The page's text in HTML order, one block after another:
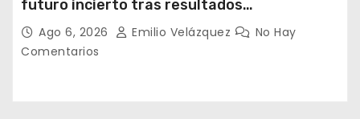
futuro incierto tras resultados
decepcionantes
Ago 6, 2026 Emilio Velázquez
No Hay
Comentarios